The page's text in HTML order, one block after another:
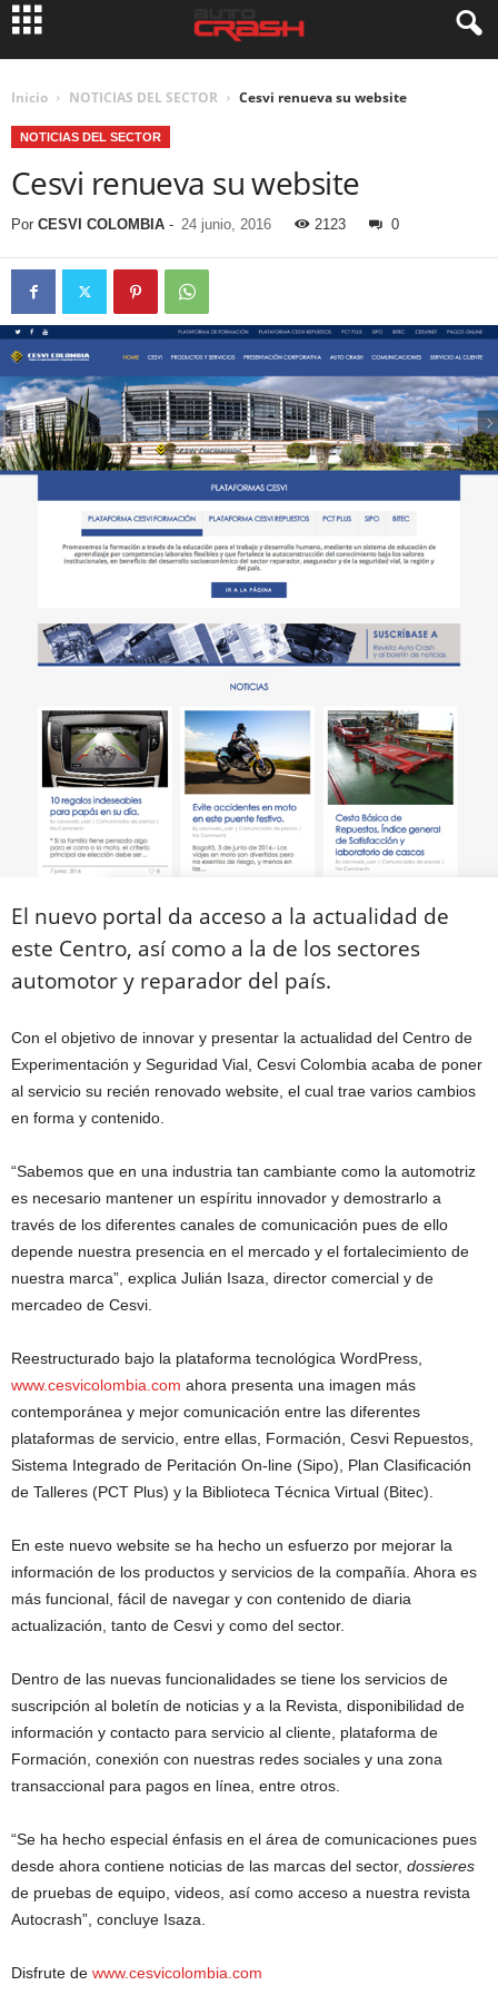
Inicio NOTICIAS DEL SECTOR Cesvi renueva su website
NOTICIAS DEL SECTOR
Cesvi renueva su website
Por CESVI COLOMBIA - 24 junio, 2016 2123 0
El nuevo portal da acceso a la actualidad de
este Centro, así como a la de los sectores
automotor y reparador del país.
Con el objetivo de innovar y presentar la actualidad del Centro de
Experimentación y Seguridad Vial, Cesvi Colombia acaba de poner
al servicio su recién renovado website, el cual trae varios cambios
en forma y contenido.
“Sabemos que en una industria tan cambiante como la automotriz
es necesario mantener un espíritu innovador y demostrarlo a
través de los diferentes canales de comunicación pues de ello
depende nuestra presencia en el mercado y el fortalecimiento de
nuestra marca”, explica Julián Isaza, director comercial y de
mercadeo de Cesvi.
Reestructurado bajo la plataforma tecnológica WordPress,
www.cesvicolombia.com ahora presenta una imagen más
contemporánea y mejor comunicación entre las diferentes
plataformas de servicio, entre ellas, Formación, Cesvi Repuestos,
Sistema Integrado de Peritación On-line (Sipo), Plan Clasificación
de Talleres (PCT Plus) y la Biblioteca Técnica Virtual (Bitec).
En este nuevo website se ha hecho un esfuerzo por mejorar la
información de los productos y servicios de la compañía. Ahora es
más funcional, fácil de navegar y con contenido de diaria
actualización, tanto de Cesvi y como del sector.
Dentro de las nuevas funcionalidades se tiene los servicios de
suscripción al boletín de noticias y a la Revista, disponibilidad de
información y contacto para servicio al cliente, plataforma de
Formación, conexión con nuestras redes sociales y una zona
transaccional para pagos en línea, entre otros.
“Se ha hecho especial énfasis en el área de comunicaciones pues
desde ahora contiene noticias de las marcas del sector, dossieres
de pruebas de equipo, videos, así como acceso a nuestra revista
Autocrash”, concluye Isaza.
Disfrute de www.cesvicolombia.com